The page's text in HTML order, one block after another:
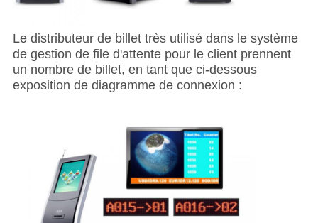
Le distributeur de billet très utilisé dans le système
de gestion de file d'attente pour le client prennent
un nombre de billet, en tant que ci-dessous
exposition de diagramme de connexion :